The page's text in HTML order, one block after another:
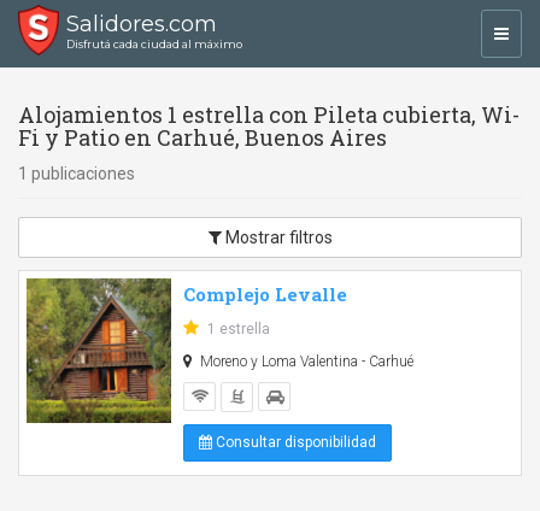
Salidores.com
Disfrutá cada ciudad al máximo
Alojamientos 1 estrella con Pileta cubierta, Wi-
Fi y Patio en Carhué, Buenos Aires
1 publicaciones
Mostrar filtros
Complejo Levalle
1 estrella
Moreno y Loma Valentina - Carhué
Consultar disponibilidad